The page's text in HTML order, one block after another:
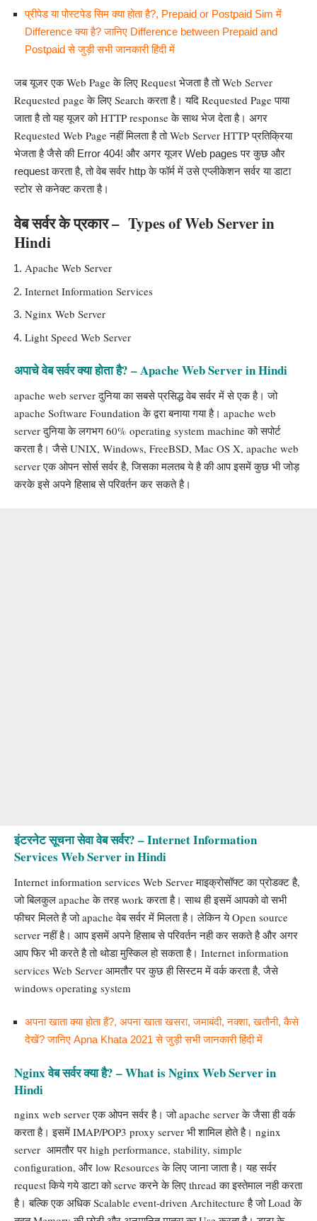
प्रीपेड या पोस्टपेड सिम क्या होता है?, Prepaid or Postpaid Sim में
Difference क्या है? जानिए Difference between Prepaid and
Postpaid से जुड़ी सभी जानकारी हिंदी में
जब यूजर एकWeb Pageके लिए Request भेजता है तो Web Server
Requested page के लिए Search करता है। यदि Requested Page पाया
जाता है तो यह यूजर को HTTP response के साथ भेज देता है। अगर
Requested Web Page नहीं मिलता है तो Web Server HTTP प्रतिक्रिया
भेजता हैजैसे की Error 404! और अगर यूजर Web pages पर कुछ और
request करता है, तो वेब सर्वर http के फॉर्म में उसे एप्लीकेशन सर्वर या डाटा
स्टोर से कनेक्ट करता है।
वेब सर्वर के प्रकार – Types of Web Server in
Hindi
Apache Web Server
Internet Information Services
Nginx Web Server
Light Speed Web Server
अपाचे वेब सर्वर क्या होता है? – Apache Web Server in Hindi
apache web server दुनिया का सबसे प्रसिद्ध वेब सर्वर में से एक है। जो
apache Software Foundation के द्वरा बनाया गया है। apache web
server दुनिया के लगभग 60% operating system machine को सपोर्ट
करता है। जैसे UNIX, Windows, FreeBSD, Mac OS X, apache web
server एक ओपन सोर्स सर्वर है, जिसका मलतब ये है की आप इसमें कुछ भी जोड़
करके इसे अपने हिसाब से परिवर्तन कर सकते है।
इंटरनेट सूचना सेवा वेब सर्वर? – Internet Information
Services Web Server in Hindi
Internet information services Web Server माइक्रोसॉफ्ट का प्रोडक्ट है,
जो बिलकुल apache के तरह work करता है। साथ ही इसमें आपको वो सभी
फीचर मिलते है जो apache वेब सर्वर में मिलता है। लेकिन ये Open source
server नहीं है। आप इसमें अपने हिसाब से परिवर्तन नही कर सकते है और अगर
आप फिर भी करते है तो थोडा मुस्किल हो सकता है। Internet information
services Web Server आमतौर पर कुछ ही सिस्टम में वर्क करता है, जैसे
windows operating system
अपना खाता क्या होता हैं?, अपना खाता खसरा, जमाबंदी, नक्शा, खतौनी, कैसे
देखें? जानिए Apna Khata 2021 से जुड़ी सभी जानकारी हिंदी में
Nginx वेब सर्वर क्या है? – What is Nginx Web Server in
Hindi
nginx web server एक ओपन सर्वर है। जो apache server के जैसा ही वर्क
करता है। इसमें IMAP/POP3 proxy server भी शामिल होते है। nginx
server आमतौर पर high performance, stability, simple
configuration, और low Resources के लिए जाना जाता है। यह सर्वर
request किये गये डाटा को serve करने के लिए thread का इस्तेमाल नही करता
है। बल्कि एक अधिक Scalable event-driven Architecture है जो Load के